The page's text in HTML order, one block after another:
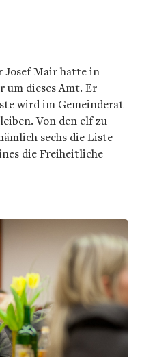
Josef Mair hatte in
um dieses Amt. Er
wird im Gemeinderat
Von den elf zu
sechs die Liste
die Freiheitliche